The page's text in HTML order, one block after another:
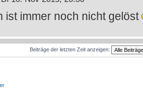
ist immer noch nicht gelöst
Beiträge der letzten Zeit anzeigen: